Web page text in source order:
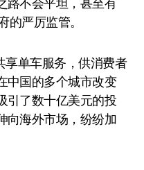
严厉监管。
享单车服务，供消费者
中国的多个城市改变
引了数十亿美元的投
向海外市场，纷纷加